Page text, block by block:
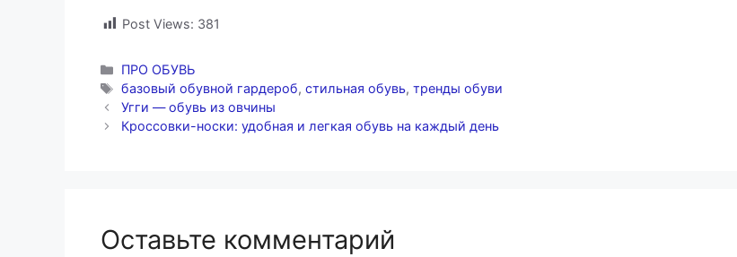
Post Views: 381
Рубрики
ПРО ОБУВЬ
Метки
базовый обувной гардероб,стильная обувь,тренды обуви
Угги — обувь из овчины
Кроссовки-носки: удобная и легкая обувь на каждый день
Оставьте комментарий